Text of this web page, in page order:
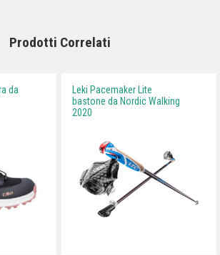
Prodotti Correlati
da
Leki Pacemaker Lite
bastone da Nordic Walking
2020